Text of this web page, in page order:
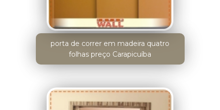
porta de correr em madeira quatro
folhas preço Carapicuíba